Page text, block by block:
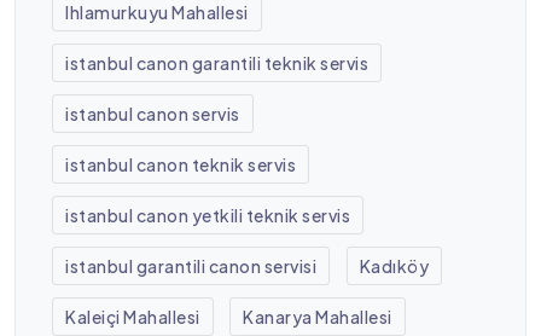
Ihlamurkuyu Mahallesi
istanbul canon garantili teknik servis
istanbul canon servis
istanbul canon teknik servis
istanbul canon yetkili teknik servis
istanbul garantili canon servisi Kadıköy
Kaleiçi Mahallesi Kanarya Mahallesi